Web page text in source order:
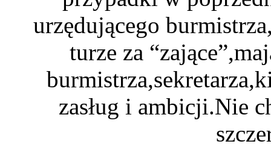
urzędującego
turze za
zasług i ambicji.Nie